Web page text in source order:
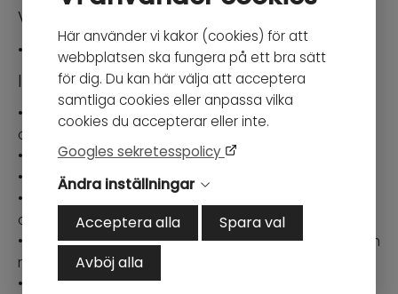
Här använder vi kakor (cookies) för att
webbplatsen ska fungera på ett bra sätt
för dig. Du kan här välja att acceptera
samtliga cookies eller anpassa vilka
cookies du accepterar eller inte.
Googles sekretesspolicy
Ändra inställningar
Acceptera alla
Spara val
Avböj alla
Vid beställning
• Tygval skrivs i Ordermeddelande i Kassan.
Information
• Djup loungesoffa som finns att välja i flera storlekar
och material
• Delad stomme samt hel sittdyna
• Avtagbar klädsel på sitt- och ryggkuddar
• Sitt- samt ryggplymåer har en stoppning av kallskum
och silikonfiber som ger en bekväm komfort
• Tänk på jämn sittfördelning samt att puffa till sitt- och
ryggplymåerna då och då för att behålla formen
• Skötselråd för respektive tyg finnes på färgkarta